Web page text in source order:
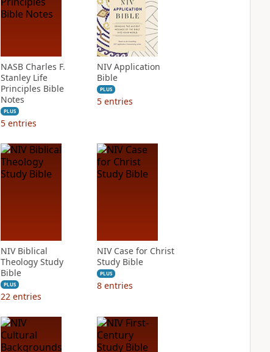
NASB Charles F.
Stanley Life
Principles Bible
Notes
PLUS
5 entries
NIV Application
Bible
PLUS
5 entries
NIV Biblical
Theology Study
Bible
PLUS
22 entries
NIV Case for Christ
Study Bible
PLUS
8 entries